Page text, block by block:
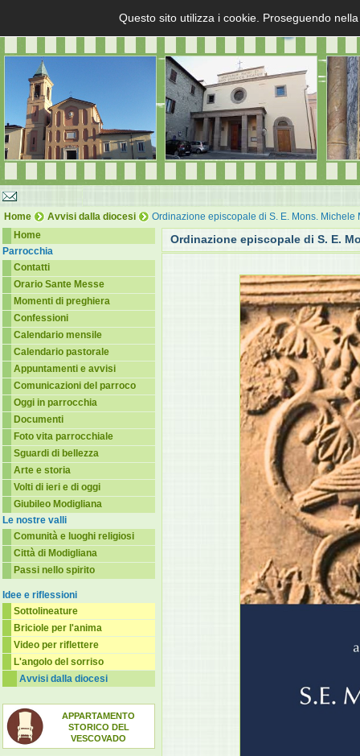
Home Avvisi dalla diocesi
Ordinazione episcopale di S. E. Mons. Michele
Home
Parrocchia
Contatti
Orario Sante Messe
Momenti di preghiera
Confessioni
Calendario mensile
Calendario pastorale
Appuntamenti e avvisi
Comunicazioni del parroco
Oggi in parrocchia
Documenti
Foto vita parrocchiale
Sguardi di bellezza
Arte e storia
Volti di ieri e di oggi
Giubileo Modigliana
Le nostre valli
Comunità e luoghi religiosi
Città di Modigliana
Passi nello spirito
Idee e riflessioni
Sottolineature
Briciole per l'anima
Video per riflettere
L'angolo del sorriso
Avvisi dalla diocesi
APPARTAMENTO
STORICO DEL
VESCOVADO
Ordinazione episcopale di S. E.
Questo sito utilizza i cookie. Proseguendo